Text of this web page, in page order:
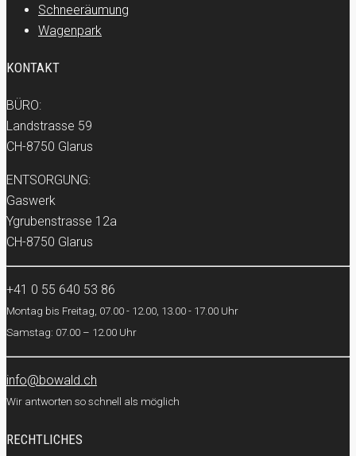
Schneeräumung
Wagenpark
KONTAKT
BÜRO:
Landstrasse 59
CH-8750 Glarus
ENTSORGUNG:
Gaswerk
Ygrubenstrasse 12a
CH-8750 Glarus
+41 0 55 640 53 86
Montag bis Freitag, 07.00 - 12.00, 13.00 - 17.00 Uhr
Samstag: 07.00 – 12.00 Uhr
info@bowald.ch
Wir antworten so schnell als möglich
RECHTLICHES